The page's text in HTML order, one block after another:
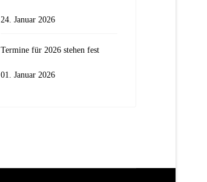
24. Januar 2026
Termine für 2026 stehen fest
01. Januar 2026